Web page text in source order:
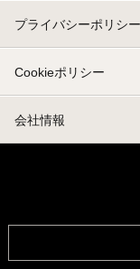
プライバシーポリシー
Cookieポリシー
会社情報